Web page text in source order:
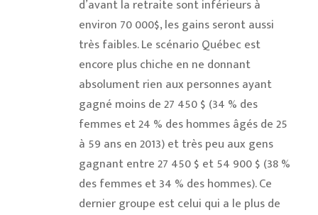
d’avant la retraite sont inférieurs à
environ 70 000$, les gains seront aussi
très faibles. Le scénario Québec est
encore plus chiche en ne donnant
absolument rien aux personnes ayant
gagné moins de 27 450 $ (34 % des
femmes et 24 % des hommes âgés de 25
à 59 ans en 2013) et très peu aux gens
gagnant entre 27 450 $ et 54 900 $ (38 %
des femmes et 34 % des hommes). Ce
dernier groupe est celui qui a le plus de